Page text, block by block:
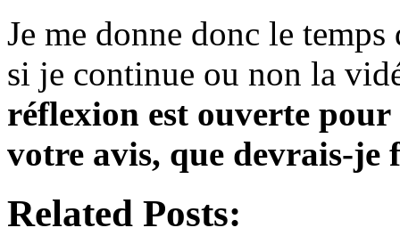
Je me donne donc le
si je continue ou non la
réflexion est ouverte
votre avis, que devrais-je
Related Posts: